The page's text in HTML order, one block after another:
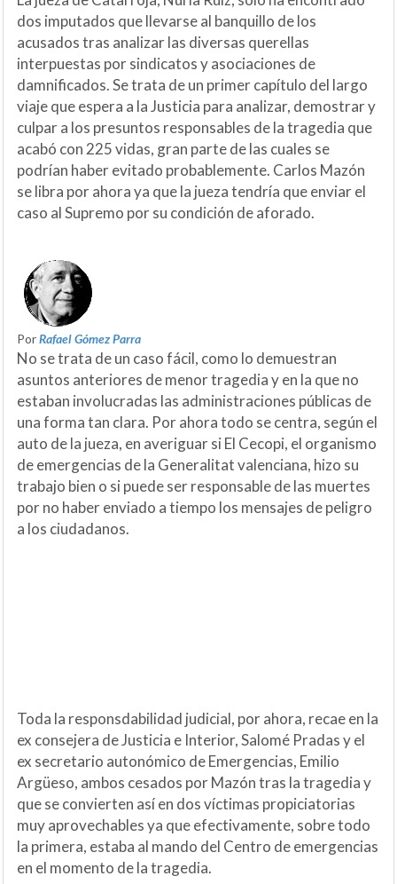
dos imputados que llevarse al banquillo de los
acusados tras analizar las diversas querellas
interpuestas por sindicatos y asociaciones de
damnificados. Se trata de un primer capítulo del largo
viaje que espera a la Justicia para analizar, demostrar y
culpar a los presuntos responsables de la tragedia que
acabó con 225 vidas, gran parte de las cuales se
podrían haber evitado probablemente. Carlos Mazón
se libra por ahora ya que la jueza tendría que enviar el
caso al Supremo por su condición de aforado.
PorRafael Gómez Parra
No se trata de un caso fácil, como lo demuestran
asuntos anteriores de menor tragedia y en la que no
estaban involucradas las administraciones públicas de
una forma tan clara. Por ahora todo se centra, según el
auto de la jueza, en averiguar si El Cecopi, el organismo
de emergencias de la Generalitat valenciana, hizo su
trabajo bien o si puede ser responsable de las muertes
por no haber enviado a tiempo los mensajes de peligro
a los ciudadanos.
Toda la responsdabilidad judicial, por ahora, recae en la
ex consejera de Justicia e Interior, Salomé Pradas y el
ex secretario autonómico de Emergencias, Emilio
Argüeso, ambos cesados por Mazón tras la tragedia y
que se convierten así en dos víctimas propiciatorias
muy aprovechables ya que efectivamente, sobre todo
la primera, estaba al mando del Centro de emergencias
en el momento de la tragedia.